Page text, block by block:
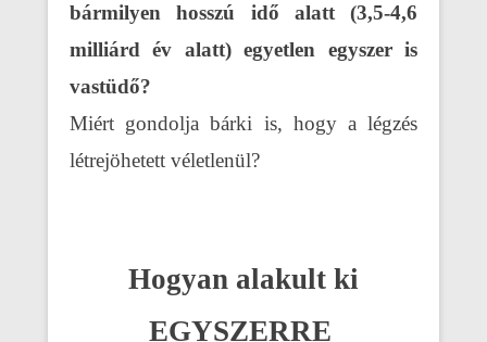
bármilyen hosszú idő alatt (3,5-4,6
milliárd év alatt) egyetlen egyszer is
vastüdő?
Miért gondolja bárki is, hogy a légzés
létrejöhetett véletlenül?
Hogyan alakult ki
EGYSZERRE